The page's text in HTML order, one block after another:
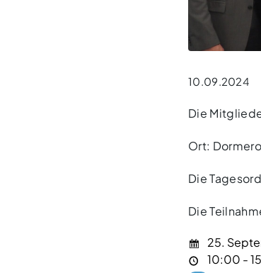
10.09.2024
Die
Ort:
Die
Die
25.
10:00 -